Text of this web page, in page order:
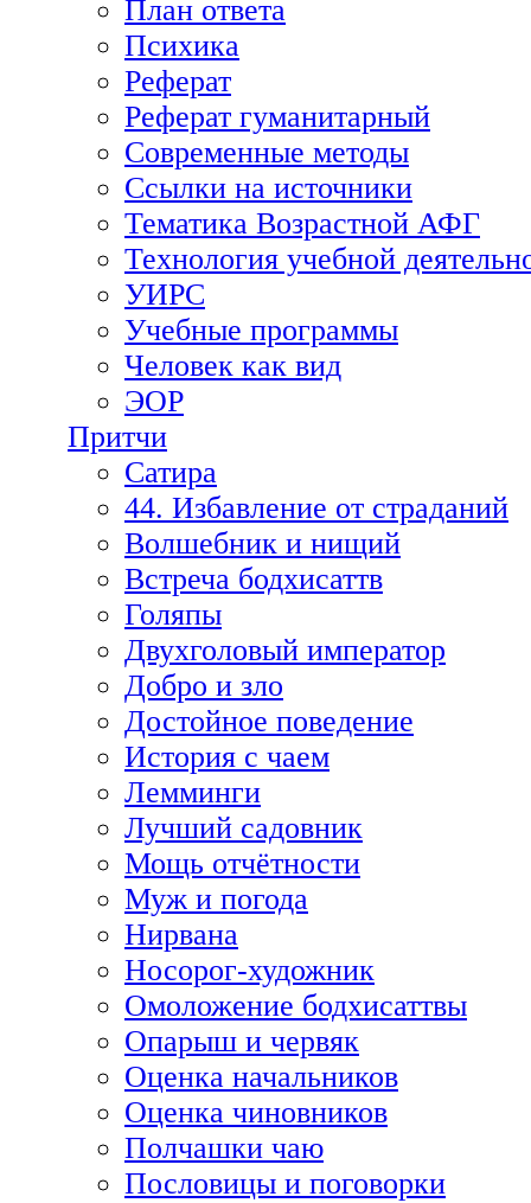
План ответа
Психика
Реферат
Реферат гуманитарный
Современные методы
Ссылки на источники
Тематика Возрастной АФГ
Технология учебной
УИРС
Учебные программы
Человек как вид
ЭОР
Притчи
Сатира
44. Избавление от страданий
Волшебник и нищий
Встреча бодхисаттв
Голяпы
Двухголовый император
Добро и зло
Достойное поведение
История с чаем
Лемминги
Лучший садовник
Мощь отчётности
Муж и погода
Нирвана
Носорог-художник
Омоложение бодхисаттвы
Опарыш и червяк
Оценка начальников
Оценка чиновников
Полчашки чаю
Пословицы и поговорки